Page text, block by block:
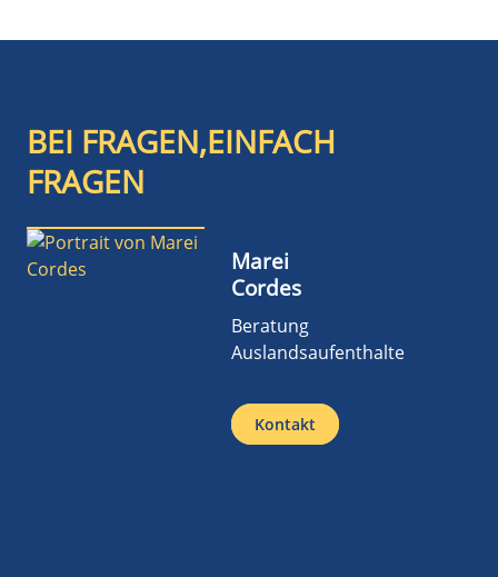
BEI FRAGEN,EINFACH
FRAGEN
Marei
Cordes
Beratung
Auslandsaufenthalte
Kontakt